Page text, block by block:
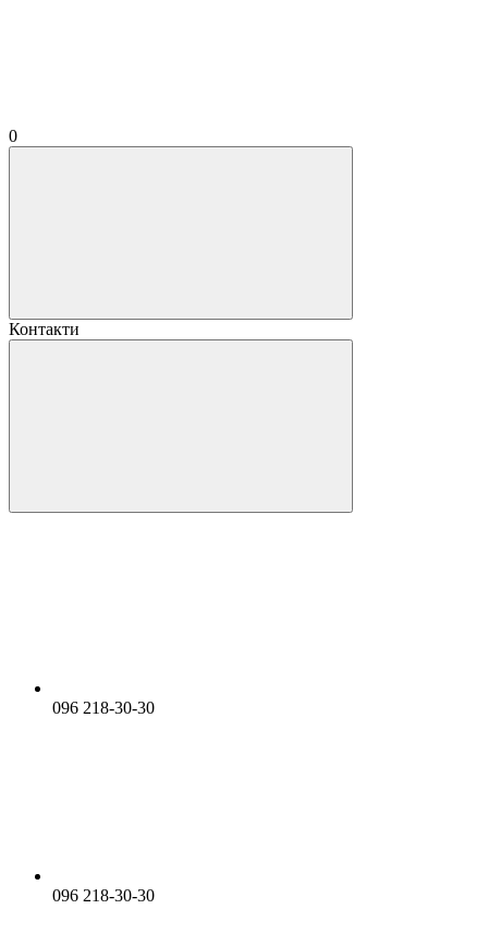
0
Контакти
096 218-30-30
096 218-30-30